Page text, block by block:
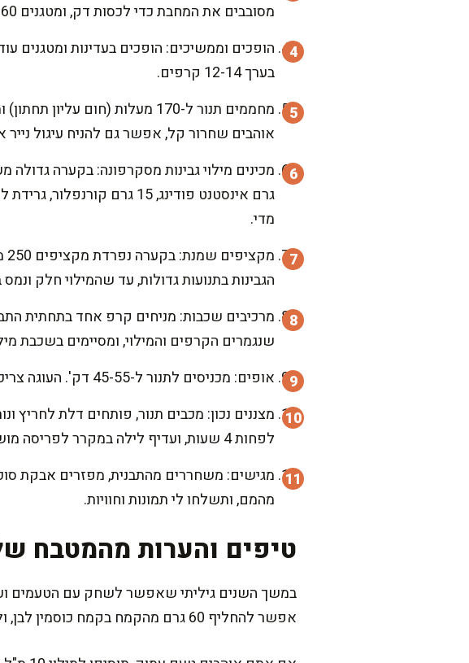
מסובבים את המחבת כדי לכסות דק, ומטגנים 45-60 שניות עד שהשוליים מתנתקים.
בערך 12-14 קרפים.
אוהבים שחרור קל, אפשר גם להניח עיגול נייר
מדי.
הגבינות בתנועות גדולות, עד שהמילוי חלק
שנגמרים הקרפים והמילוי, ומסיימים בשכבת
אופים: מכניסים לתנור ל-45-55 דק'. העוגה צריכה להיות יציבה בשוליים ורוטטת קלות במרכז, כמו עוגת גבינה מסורתית ומנחמת.
לפחות 4 שעות, ועדיף לילה במקרר לפריסה מושלמת.
מגישים: משחררים מהתבנית, מפזרים אבקת
מהמם, ותשלחו לי תמונות וחוויות.
טיפים והערות מהמטבח
במשך השנים גיליתי שאפשר לשחק עם הטעמים
אפשר להחליף 60 גרם מהקמח בקמח כוסמין לבן, ולקבל קרפים עשיר בערכים תזונתיים יותר ועדיין רכים.